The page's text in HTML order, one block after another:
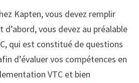
Kapten, vous devez remplir
vous devez au préalable
qui est constitué de questions
d’évaluer vos compétences en
VTC et bien